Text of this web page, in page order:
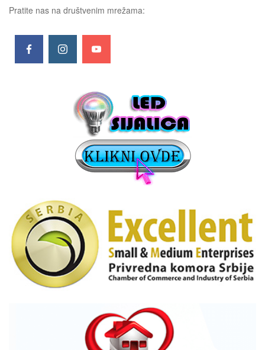
Pratite nas na društvenim mrežama: